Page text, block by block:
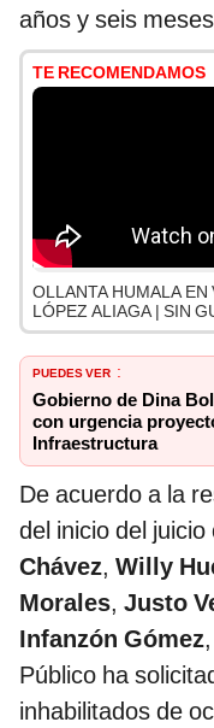
años y seis
TE RECOMENDAMOS
OLLANTA HUMALA EN
LÓPEZ ALIAGA | SIN
PUEDES VER :
Gobierno de Dina
con urgencia
Infraestructura
De acuerdo a la
del inicio del
Chávez, Willy
Morales, Justo
Infanzón Gómez
Público ha
inhabilitados de